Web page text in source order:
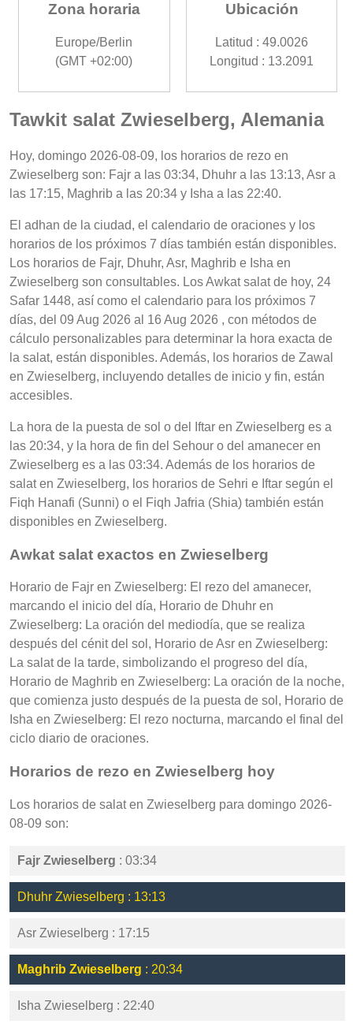
Zona horaria
Europe/Berlin
(GMT +02:00)
Ubicación
Latitud : 49.0026
Longitud : 13.2091
Tawkit salat Zwieselberg, Alemania
Hoy, domingo 2026-08-09, los horarios de rezo en
Zwieselberg son: Fajr a las 03:34, Dhuhr a las 13:13, Asr a
las 17:15, Maghrib a las 20:34 y Isha a las 22:40.
El adhan de la ciudad, el calendario de oraciones y los
horarios de los próximos 7 días también están disponibles.
Los horarios de Fajr, Dhuhr, Asr, Maghrib e Isha en
Zwieselberg son consultables. Los Awkat salat de hoy, 24
Safar 1448, así como el calendario para los próximos 7
días, del 09 Aug 2026 al 16 Aug 2026 , con métodos de
cálculo personalizables para determinar la hora exacta de
la salat, están disponibles. Además, los horarios de Zawal
en Zwieselberg, incluyendo detalles de inicio y fin, están
accesibles.
La hora de la puesta de sol o del Iftar en Zwieselberg es a
las 20:34, y la hora de fin del Sehour o del amanecer en
Zwieselberg es a las 03:34. Además de los horarios de
salat en Zwieselberg, los horarios de Sehri e Iftar según el
Fiqh Hanafi (Sunni) o el Fiqh Jafria (Shia) también están
disponibles en Zwieselberg.
Awkat salat exactos en Zwieselberg
Horario de Fajr en Zwieselberg: El rezo del amanecer,
marcando el inicio del día, Horario de Dhuhr en
Zwieselberg: La oración del mediodía, que se realiza
después del cénit del sol, Horario de Asr en Zwieselberg:
La salat de la tarde, simbolizando el progreso del día,
Horario de Maghrib en Zwieselberg: La oración de la noche,
que comienza justo después de la puesta de sol, Horario de
Isha en Zwieselberg: El rezo nocturna, marcando el final del
ciclo diario de oraciones.
Horarios de rezo en Zwieselberg hoy
Los horarios de salat en Zwieselberg para domingo 2026-
08-09 son:
Fajr Zwieselberg : 03:34
Dhuhr Zwieselberg : 13:13
Asr Zwieselberg : 17:15
Maghrib Zwieselberg : 20:34
Isha Zwieselberg : 22:40